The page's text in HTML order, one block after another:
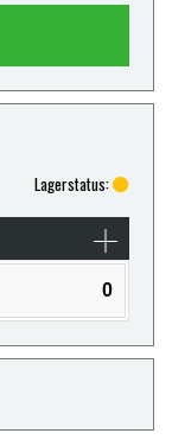
Lagerstatus:
0